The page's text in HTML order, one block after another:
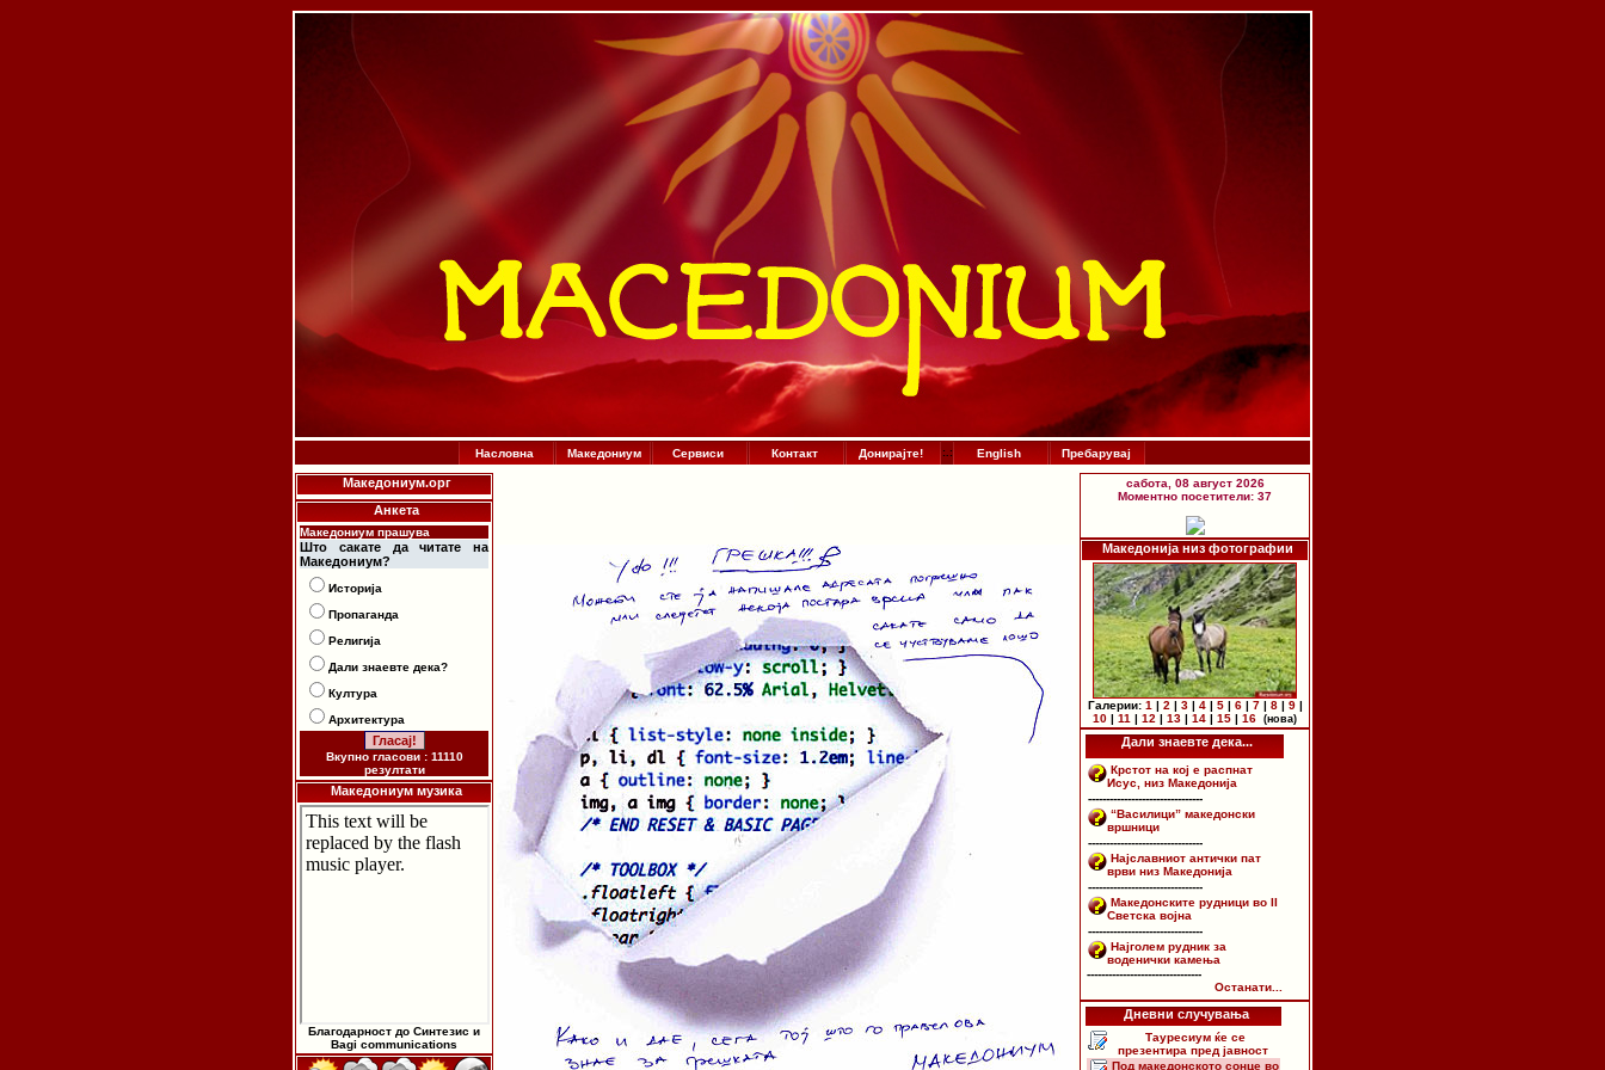
Насловна Македониум Сервиси Контакт Донирајте! :. : English Пребарувај
Македониум.орг
Анкета
Македониум прашува
Што сакате да читате на
Македониум?
Историја
Пропаганда
Религија
Дали знаевте дека?
Култура
Архитектура
Вкупно гласови : 11110
резултати
Македониум музика
Благодарност до Синтезис и
Bagi communications
сабота, 08 август 2026
Моментно посетители: 37
Македонија низ фотографии
Галерии: 1| 2| 3| 4| 5| 6| 7| 8| 9|
10 | 11 | 12 | 13 | 14 | 15 | 16 (нова)
Дали знаевте дека...
Крстот на кој е распнат
Исус, низ Македонија
--------------------------------
“Василици” македонски
вршници
--------------------------------
Најславниот антички пат
врви низ Македонија
--------------------------------
Македонските рудници во II
Светска војна
--------------------------------
Најголем рудник за
воденички камења
--------------------------------
Останати...
Дневни случувања
Тауресиум ќе се
презентира пред јавност
Под македонското сонце во